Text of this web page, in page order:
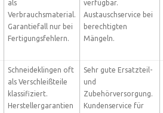
als
Verbrauchsmaterial.
Garantiefall nur bei
Fertigungsfehlern.
verfügbar.
Austauschservice bei
berechtigten
Mängeln.
Schneideklingen oft
als Verschleißteile
klassifiziert.
Herstellergarantien
Sehr gute Ersatzteil-
und
Zubehörversorgung.
Kundenservice für